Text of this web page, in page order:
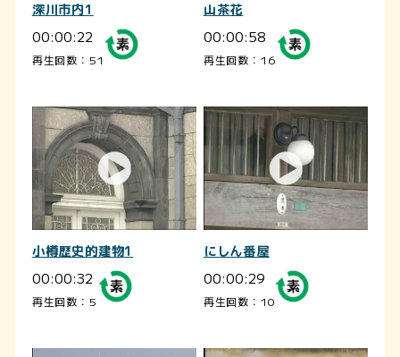
深川市内1
00:00:22
再生回数：51
山茶花
00:00:58
再生回数：16
小樽歴史的建物1
00:00:32
再生回数：5
にしん番屋
00:00:29
再生回数：10